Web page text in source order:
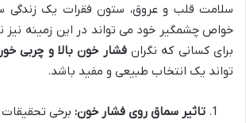
سلامت قلب و عروق، ستون فقرات یک زندگی
خواص چشمگیر خود می تواند در این زمینه نیز
برای کسانی که نگرانفشار خون بالا و چربی
تواند یک انتخاب طبیعی و مفید باشد.
تاثیر سماق روی فشار خون: برخی